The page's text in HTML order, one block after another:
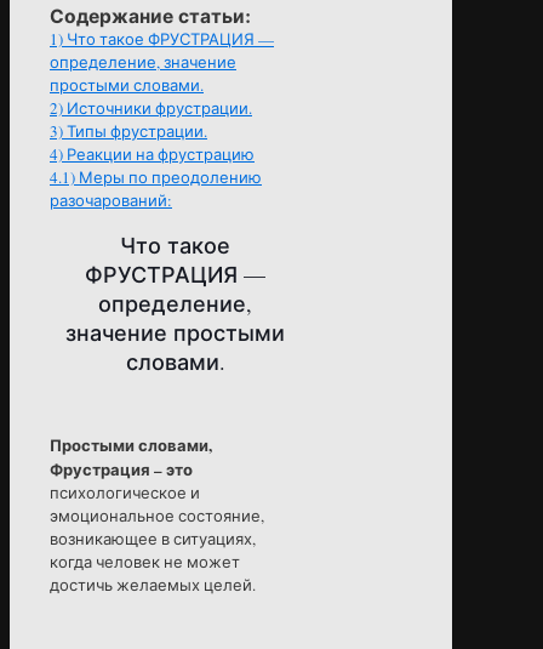
Содержание статьи:
1) Что такое ФРУСТРАЦИЯ —
определение, значение
простыми словами.
2) Источники фрустрации.
3)Типы фрустрации.
4) Реакции на фрустрацию
4.1) Меры по преодолению
разочарований:
Что такое
ФРУСТРАЦИЯ —
определение,
значение простыми
словами.
Простыми словами,
Фрустрация – это
психологическое и
эмоциональное состояние,
возникающее в ситуациях,
когда человек не может
достичь желаемых целей.